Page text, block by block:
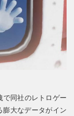
同社のレトロゲー
大なデータがイン